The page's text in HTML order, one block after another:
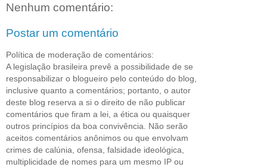
Nenhum comentário:
Postar um comentário
Política de moderação de comentários:
A legislação brasileira prevê a possibilidade de se
responsabilizar o blogueiro pelo conteúdo do blog,
inclusive quanto a comentários; portanto, o autor
deste blog reserva a si o direito de não publicar
comentários que firam a lei, a ética ou quaisquer
outros princípios da boa convivência. Não serão
aceitos comentários anônimos ou que envolvam
crimes de calúnia, ofensa, falsidade ideológica,
multiplicidade de nomes para um mesmo IP ou